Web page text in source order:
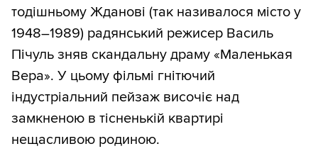
тодішньому Жданові (так називалося місто у
1948–1989) радянський режисер Василь
Пічуль зняв скандальну драму «Маленькая
Вера». У цьому фільмі гнітючий
індустріальний пейзаж височіє над
замкненою в тісненькій квартирі
нещасливою родиною.